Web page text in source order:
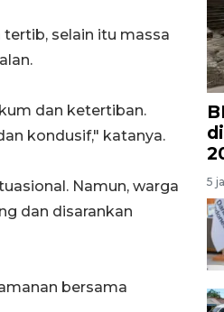
selain itu massa
dan ketertiban.
kondusif," katanya.
Namun, warga
dan disarankan
bersama
5